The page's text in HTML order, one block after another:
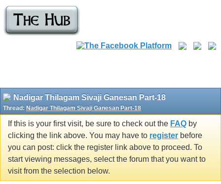
Nadigar Thilagam Sivaji Ganesan Part-18
Thread: Nadigar Thilagam Sivaji Ganesan Part-18
If this is your first visit, be sure to check out the FAQ by
clicking the link above. You may have to register before
you can post: click the register link above to proceed. To
start viewing messages, select the forum that you want to
visit from the selection below.